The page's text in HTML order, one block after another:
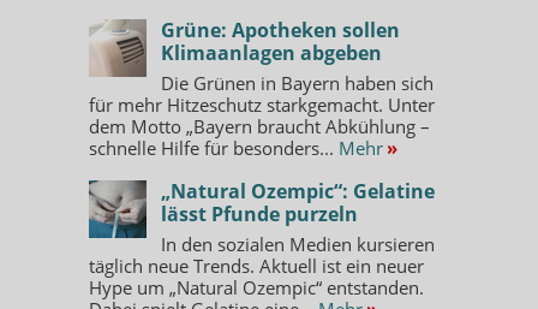
Grüne: Apotheken sollen
Klimaanlagen abgeben
Die Grünen in Bayern haben sich
für mehr Hitzeschutz starkgemacht. Unter
dem Motto „Bayern braucht Abkühlung –
schnelle Hilfe für besonders... Mehr »
„Natural Ozempic“: Gelatine
lässt Pfunde purzeln
In den sozialen Medien kursieren
täglich neue Trends. Aktuell ist ein neuer
Hype um „Natural Ozempic“ entstanden.